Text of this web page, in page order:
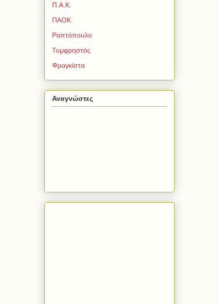
Π.Α.Κ.
ΠΑΟΚ
Ραπτόπουλο
Τυμφρηστός
Φραγκίστα
Αναγνώστες